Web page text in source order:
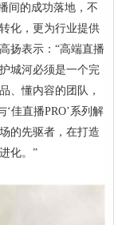
间的成功落地，不
化，更为行业提供
扬表示：“高端直播
城河必须是一个完
、懂内容的团队，
佳直播PRO’系列解
的先驱者，在打造
化。”